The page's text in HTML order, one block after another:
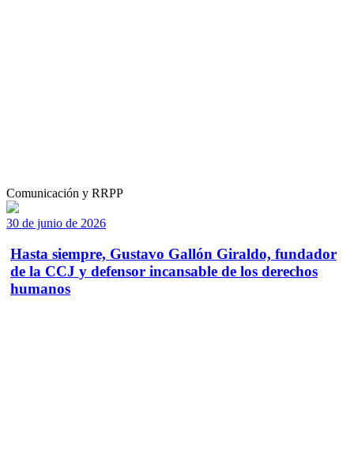
Comunicación y RRPP
30 de junio de 2026
Hasta siempre, Gustavo Gallón Giraldo, fundador
de la CCJ y defensor incansable de los derechos
humanos